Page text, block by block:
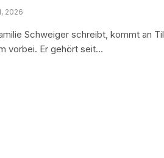
2026
Schweiger schreibt, kommt an Til
vorbei. Er gehört seit…